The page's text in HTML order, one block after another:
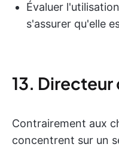
Évaluer
s'assurer qu'elle
13.
Contrairement aux
concentrent sur un